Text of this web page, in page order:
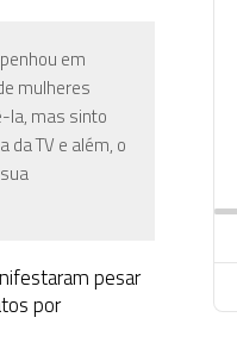
em
mulheres
la, mas sinto
da TV e além, o
pesar
por